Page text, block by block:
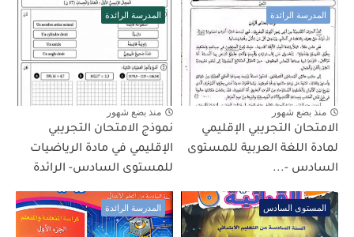
المدرسة الرائدة
منذ بضع شهور
الامتحان التجريبي الإقليمي
لمادة اللغة العربية للمستوى
السادس -...
المدرسة الرائدة
منذ بضع شهور
نموذج الامتحان التجريبي
الإقليمي في مادة الرياضيات
للمستوى السادس- الرائدة
المستوى السادس المدرسة الرائدة